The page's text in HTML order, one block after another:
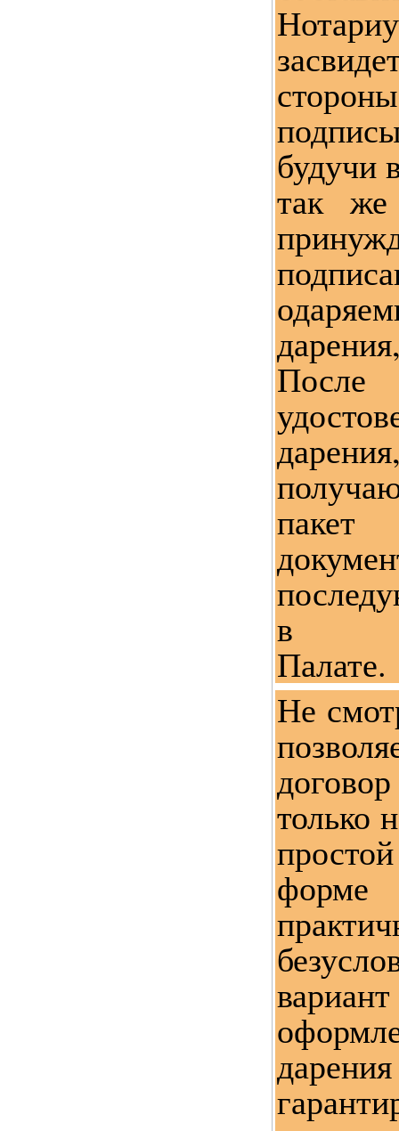
будучи
так же
После
в
Палате.
Не
только